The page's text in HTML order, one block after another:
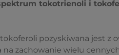
tokotrienoli i
pozyskiwana jest z
na zachowanie wielu